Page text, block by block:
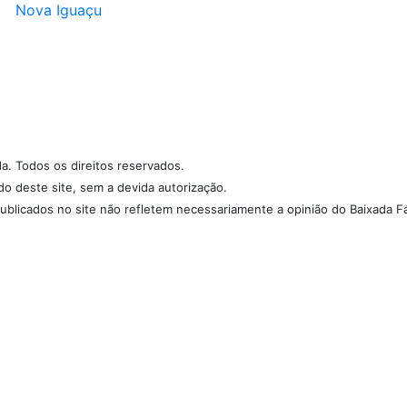
Nova Iguaçu
Todos os direitos reservados.
deste site, sem a devida autorização.
no site não refletem necessariamente a opinião do Baixada